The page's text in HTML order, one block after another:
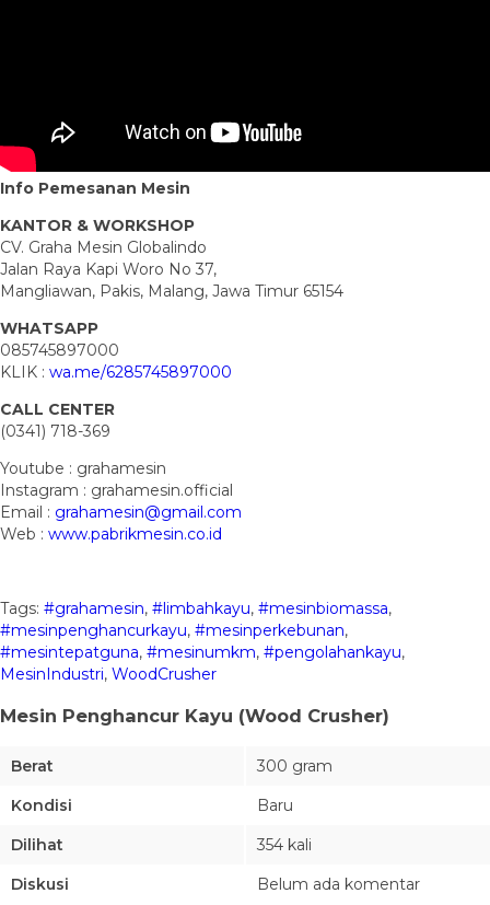
Info Pemesanan Mesin
KANTOR & WORKSHOP
CV. Graha Mesin Globalindo
Jalan Raya Kapi Woro No 37,
Mangliawan, Pakis, Malang, Jawa Timur 65154
WHATSAPP
085745897000
KLIK : wa.me/6285745897000
CALL CENTER
(0341) 718-369
Youtube : grahamesin
Instagram : grahamesin.official
Email : grahamesin@gmail.com
Web : www.pabrikmesin.co.id
Tags: #grahamesin, #limbahkayu, #mesinbiomassa,
#mesinpenghancurkayu, #mesinperkebunan,
#mesintepatguna, #mesinumkm, #pengolahankayu,
MesinIndustri, WoodCrusher
Mesin Penghancur Kayu (Wood Crusher)
Berat
300 gram
Kondisi
Baru
Dilihat
354 kali
Diskusi
Belum ada komentar